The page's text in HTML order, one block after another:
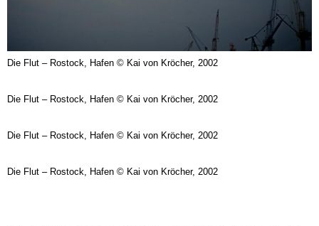
Die Flut – Rostock, Hafen © Kai von Kröcher, 2002
Die Flut – Rostock, Hafen © Kai von Kröcher, 2002
Die Flut – Rostock, Hafen © Kai von Kröcher, 2002
Die Flut – Rostock, Hafen © Kai von Kröcher, 2002